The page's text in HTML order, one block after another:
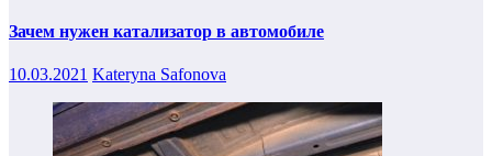
Зачем нужен катализатор в автомобиле
10.03.2021 Kateryna Safonova